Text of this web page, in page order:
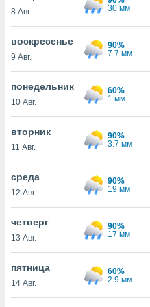
действия
рекламу
нашей
cookie
cookie
в
нашего
8 Авг.
30 мм
воскресенье
9 Авг.
90%
7.7 мм
понедельник
10 Авг.
60%
1 мм
вторник
11 Авг.
90%
3.7 мм
среда
12 Авг.
90%
19 мм
четверг
13 Авг.
90%
17 мм
пятница
14 Авг.
60%
2.9 мм